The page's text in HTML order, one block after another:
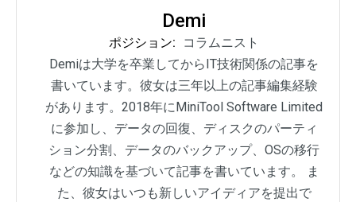
Demi
ポジション:
コラムニスト
Demiは大学を卒業してからIT技術関係の記事を
書いています。彼女は三年以上の記事編集経験
があります。2018年にMiniTool Software Limited
に参加し、データの回復、ディスクのパーティ
ション分割、データのバックアップ、OSの移行
などの知識を基づいて記事を書いています。 ま
た、彼女はいつも新しいアイディアを提出で